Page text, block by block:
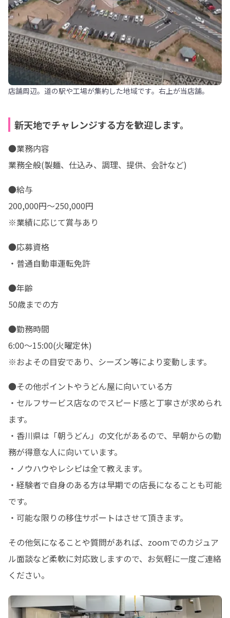
店舗周辺。道の駅や工場が集約した地域です。右上が当店舗。
新天地でチャレンジする方を歓迎します。
●業務内容
業務全般(製麺、仕込み、調理、提供、会計など)
●給与
200,000円〜250,000円
※業績に応じて賞与あり
●応募資格
・普通自動車運転免許
●年齢
50歳までの方
●勤務時間
6:00〜15:00(火曜定休)
※およその目安であり、シーズン等により変動します。
●その他ポイントやうどん屋に向いている方
・セルフサービス店なのでスピード感と丁寧さが求められ
ます。
・香川県は「朝うどん」の文化があるので、早朝からの勤
務が得意な人に向いています。
・ノウハウやレシピは全て教えます。
・経験者で自身のある方は早期での店長になることも可能
です。
・可能な限りの移住サポートはさせて頂きます。
その他気になることや質問があれば、zoomでのカジュア
ル面談など柔軟に対応致しますので、お気軽に一度ご連絡
ください。